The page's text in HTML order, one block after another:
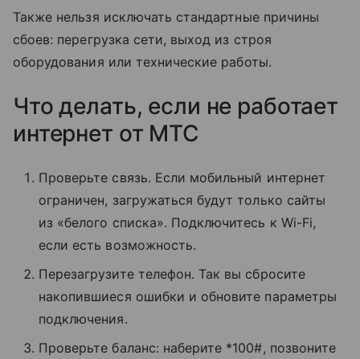
Также нельзя исключать стандартные причины
сбоев: перегрузка сети, выход из строя
оборудования или технические работы.
Что делать, если не работает
интернет от МТС
Проверьте связь. Если мобильный интернет
ограничен, загружаться будут только сайты
из «белого списка». Подключитесь к Wi-Fi,
если есть возможность.
Перезагрузите телефон. Так вы сбросите
накопившиеся ошибки и обновите параметры
подключения.
Проверьте баланс: наберите *100#, позвоните